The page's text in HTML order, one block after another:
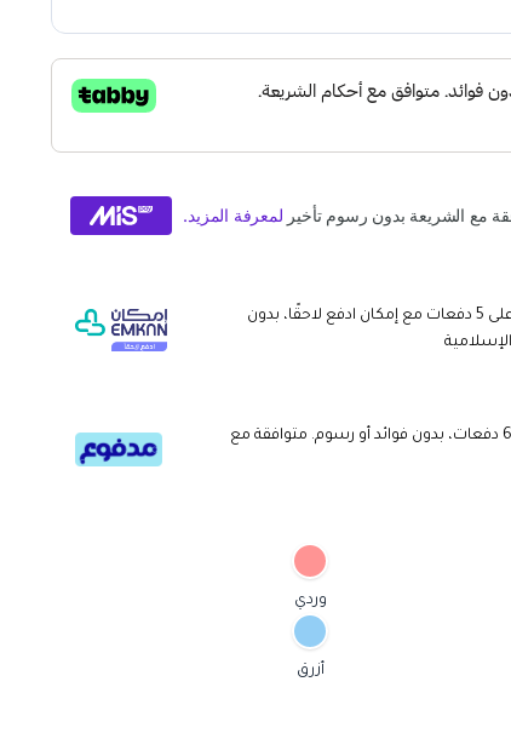
وقسّمها على 5 دفعات مع إمكان ادفع لاحقًا، بدون
قسم دفعاتك بطريقة ميسرة إلى 4 وحتى 6 دفعات، بدون فوائد أو رسوم. متوافقة مع
وردي
أزرق